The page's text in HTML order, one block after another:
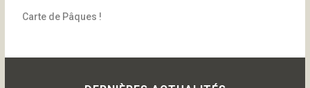
Carte de Pâques !